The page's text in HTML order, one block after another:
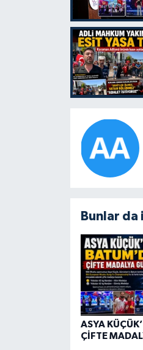
Bunlar
ASYA
ÇİFTE